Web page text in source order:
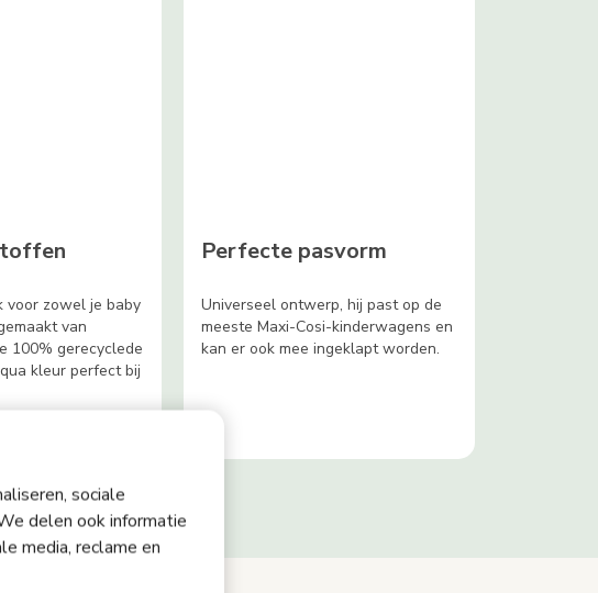
sociale
delen ook informatie
media, reclame en
voor zowel je baby
van
100% gerecyclede
kleur perfect bij
Perfecte pasvorm
Universeel ontwerp, hij past op de
meeste Maxi-Cosi-kinderwagens en
kan er ook mee ingeklapt worden.